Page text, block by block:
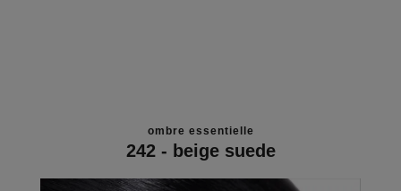
ombre essentielle
242 - beige suede